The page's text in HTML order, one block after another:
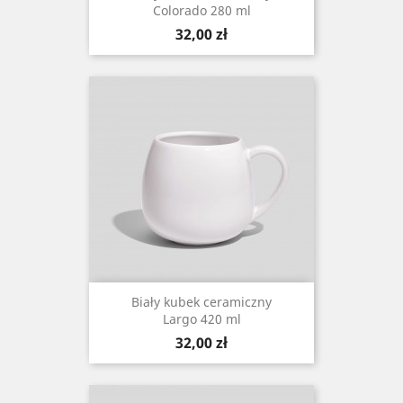
Colorado 280 ml
Cena
32,00 zł
Biały kubek ceramiczny
Largo 420 ml
Cena
32,00 zł